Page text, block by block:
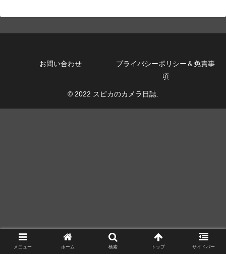
お問い合わせ
プライバシーポリシー＆免責事
項
© 2022 スピカのカメラ日誌.
メニュー ホーム 検索 トップ サイドバー